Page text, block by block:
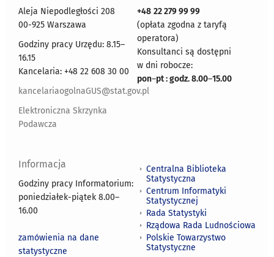
Aleja Niepodległości 208
00-925 Warszawa
Godziny pracy Urzędu: 8.15–
16.15
Kancelaria: +48 22 608 30 00
kancelariaogolnaGUS@stat.gov.pl
Elektroniczna Skrzynka
Podawcza
+48 22 279 99 99
(opłata zgodna z taryfą
operatora)
Konsultanci są dostępni
w dni robocze:
pon–pt : godz. 8.00–15.00
Informacja
Godziny pracy Informatorium:
poniedziałek-piątek 8.00–
16.00
zamówienia na dane
statystyczne
Centralna Biblioteka
Statystyczna
Centrum Informatyki
Statystycznej
Rada Statystyki
Rządowa Rada Ludnościowa
Polskie Towarzystwo
Statystyczne